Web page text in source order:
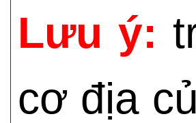
Lưu ý:
cơ địa